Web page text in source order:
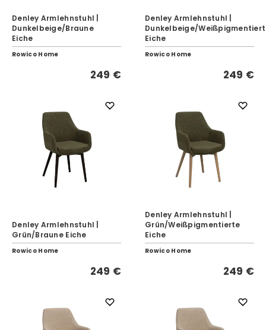
Denley Armlehnstuhl |
Dunkelbeige/Braune
Eiche
Rowico Home
249 €
Denley Armlehnstuhl |
Dunkelbeige/
Eiche
Rowico Home
249 €
Denley Armlehnstuhl |
Grün/Braune Eiche
Rowico Home
249 €
Denley Armlehnstuhl |
Grün/Weißpigmentierte
Eiche
Rowico Home
249 €